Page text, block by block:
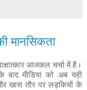
मानसिकता
आजकल चर्चा में है।
बाद मीडिया को अब यही
खास तौर पर लड़कियों के